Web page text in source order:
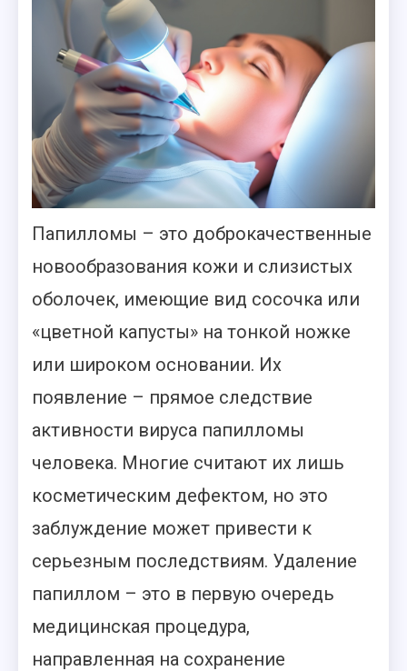
Папилломы – это доброкачественные
новообразования кожи и слизистых
оболочек, имеющие вид сосочка или
«цветной капусты» на тонкой ножке
или широком основании. Их
появление – прямое следствие
активности вируса папилломы
человека. Многие считают их лишь
косметическим дефектом, но это
заблуждение может привести к
серьезным последствиям. Удаление
папиллом – это в первую очередь
медицинская процедура,
направленная на сохранение